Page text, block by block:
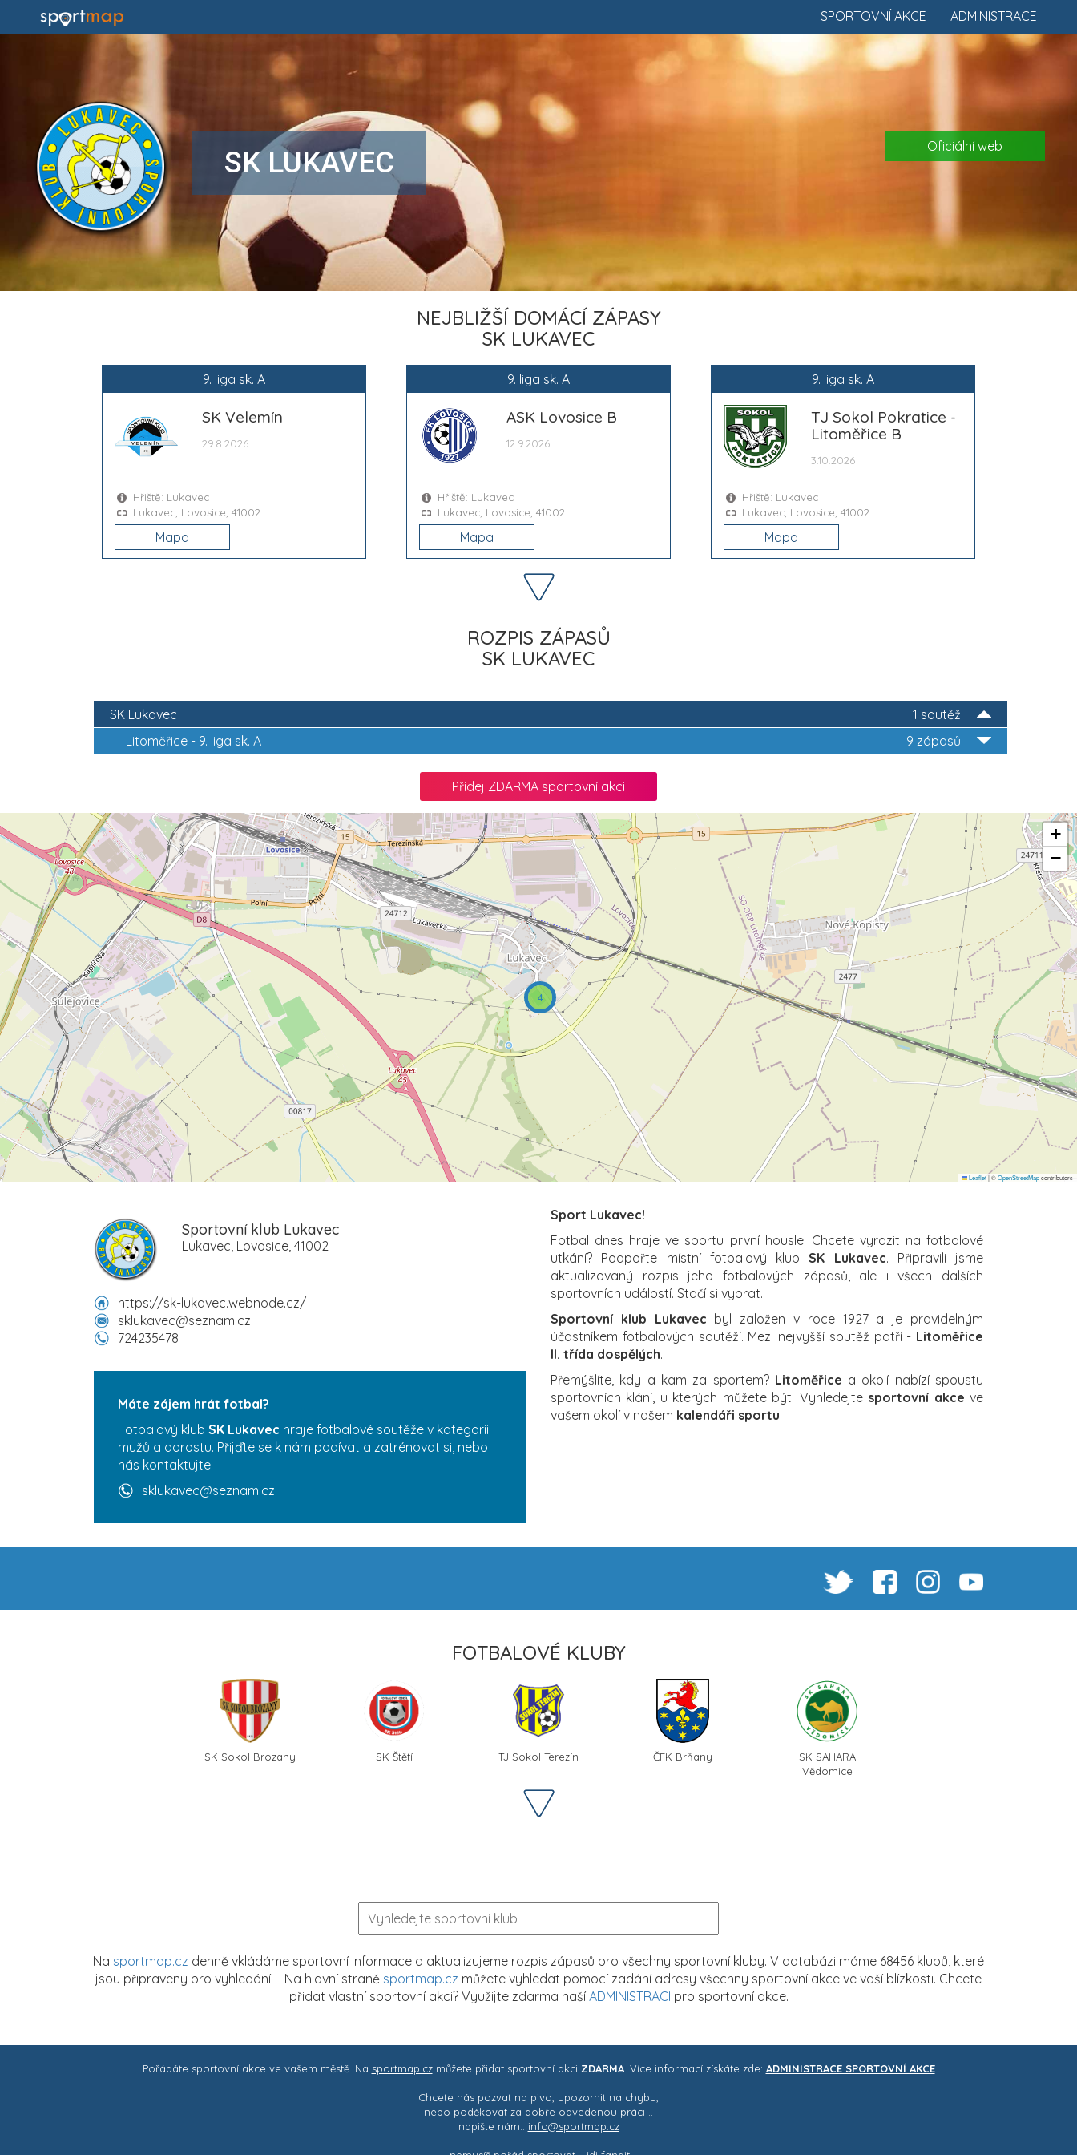
ADMINISTRACE
SPORTOVNÍ AKCE
SK LUKAVEC Oficiální web
NEJBLIŽŠÍ DOMÁCÍ ZÁPASY
SK LUKAVEC
9. liga sk. A
SK Velemín
29.8.2026
Hřiště: Lukavec
Lukavec, Lovosice, 41002
Mapa
9. liga sk. A
ASK Lovosice B
12.9.2026
Hřiště: Lukavec
Lukavec, Lovosice, 41002
Mapa
9. liga sk. A
TJ Sokol Pokratice -
Litoměřice B
3.10.2026
Hřiště: Lukavec
Lukavec, Lovosice, 41002
Mapa
ROZPIS ZÁPASŮ
SK LUKAVEC
1 soutěž
SK Lukavec
9 zápasů
Litoměřice - 9. liga sk. A
Přidej ZDARMA sportovní akci
4
+
−
Leaflet|©OpenStreetMapcontributors
Sportovní klub Lukavec
Lukavec, Lovosice, 41002
https://sk-lukavec.webnode.cz/
sklukavec@seznam.cz
724235478
Máte zájem hrát fotbal?
Fotbalový klub SK Lukavec hraje fotbalové soutěže v kategorii
mužů a dorostu. Přijďte se k nám podívat a zatrénovat si, nebo
nás kontaktujte!
sklukavec@seznam.cz
Sport Lukavec!
Fotbal dnes hraje ve sportu první housle. Chcete vyrazit na fotbalové
utkání? Podpořte místní fotbalový klubSK Lukavec. Připravili jsme
aktualizovaný rozpis jeho fotbalových zápasů, ale i všech dalších
sportovních událostí. Stačí si vybrat.
Sportovní klub Lukavec byl založen v roce 1927 a je pravidelným
účastníkem fotbalových soutěží. Mezi nejvyšší soutěž patří - Litoměřice
II. třída dospělých.
Přemýšlíte, kdy a kam za sportem? Litoměřice a okolí nabízí spoustu
sportovních klání, u kterých můžete být. Vyhledejte sportovní akce ve
vašem okolí v našem kalendáři sportu.
FOTBALOVÉ KLUBY
SK Sokol Brozany SK Štětí TJ Sokol Terezín ČFK Brňany
SK SAHARA
Vědomice
Na sportmap.cz denně vkládáme sportovní informace a aktualizujeme rozpis zápasů pro všechny sportovní kluby. V databázi máme 68456 klubů, které
jsou připraveny pro vyhledání. - Na hlavní straně sportmap.cz můžete vyhledat pomocí zadání adresy všechny sportovní akce ve vaší blízkosti. Chcete
přidat vlastní sportovní akci? Využijte zdarma naší ADMINISTRACI pro sportovní akce.
Pořádáte sportovní akce ve vašem městě. Na sportmap.czmůžete přidat sportovní akci ZDARMA. Více informací získáte zde: ADMINISTRACE SPORTOVNÍ AKCE
Chcete nás pozvat na pivo, upozornit na chybu,
nebo poděkovat za dobře odvedenou práci ..
napište nám.. info@sportmap.cz